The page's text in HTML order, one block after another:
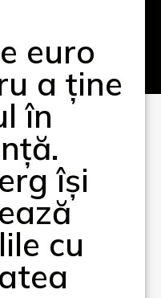
euro
a ține
în
își
cu